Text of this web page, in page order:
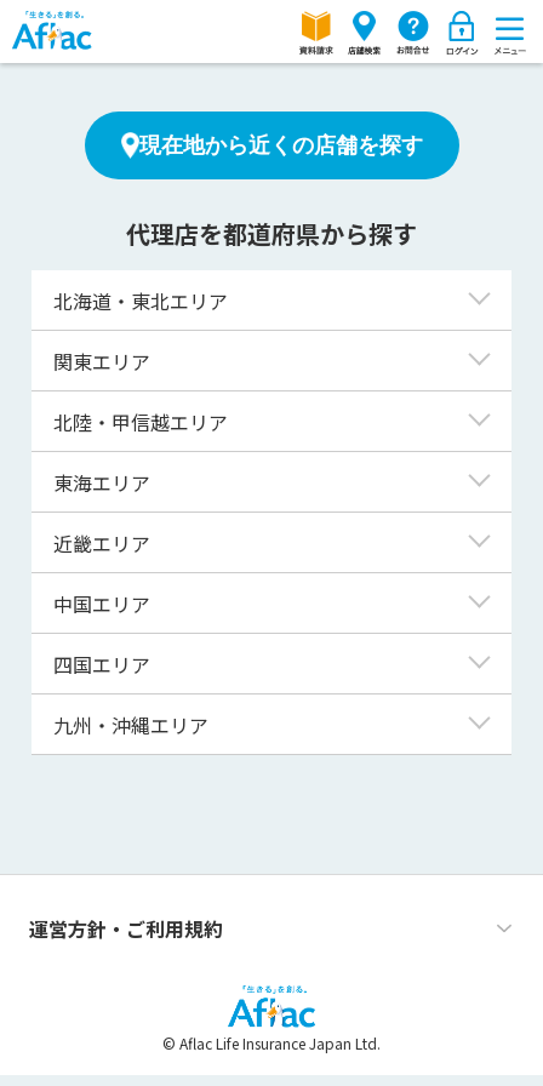
現在地から近くの店舗を探す
代理店を都道府県から探す
北海道・東北エリア
北海道
青森県
宮城県
秋田県
山形県
関東エリア
東京都
神奈川県
埼玉県
千葉県
茨城県
群馬県
北陸・甲信越エリア
新潟県
富山県
福井県
山梨県
長野県
東海エリア
岐阜県
静岡県
三重県
近畿エリア
滋賀県
京都府
大阪府
兵庫県
和歌山県
中国エリア
鳥取県
島根県
山口県
四国エリア
徳島県
高知県
九州・沖縄エリア
熊本県
運営方針・ご利用規約
© Aflac Life Insurance Japan Ltd.